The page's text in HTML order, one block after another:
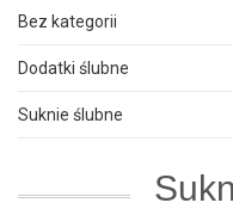
Bez kategorii
Dodatki ślubne
Suknie ślubne